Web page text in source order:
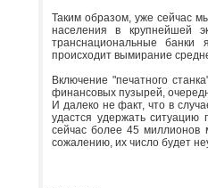
Таким образом, уже сейчас
населения в крупнейшей
транснациональные банки
происходит вымирание
Включение "печатного
финансовых пузырей,
И далеко не факт, что в
удастся удержать
сейчас более 45
сожалению, их число будет